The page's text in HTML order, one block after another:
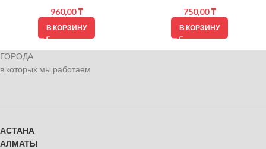
960,00₸
В КОРЗИНУ
750,00₸
В КОРЗИНУ
ГОРОДА
в которых мы работаем
АСТАНА
АЛМАТЫ